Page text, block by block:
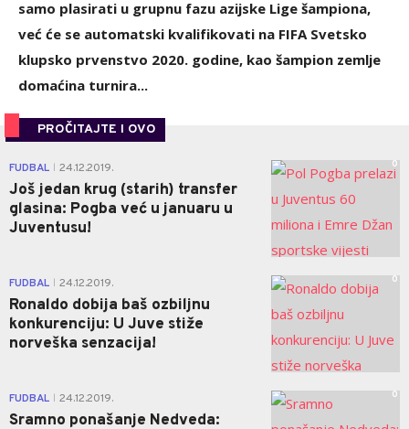
samo plasirati u grupnu fazu azijske Lige šampiona,
već će se automatski kvalifikovati na FIFA Svetsko
klupsko prvenstvo 2020. godine, kao šampion zemlje
domaćina turnira...
PROČITAJTE I OVO
FUDBAL 24.12.2019.
Još jedan krug (starih) transfer
glasina: Pogba već u januaru u
Juventusu!
0
FUDBAL 24.12.2019.
Ronaldo dobija baš ozbiljnu
konkurenciju: U Juve stiže
norveška senzacija!
0
FUDBAL 24.12.2019.
Sramno ponašanje Nedveda:
0